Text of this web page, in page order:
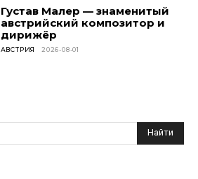
Густав Малер — знаменитый
австрийский композитор и
дирижёр
АВСТРИЯ 2026-08-01
Найти